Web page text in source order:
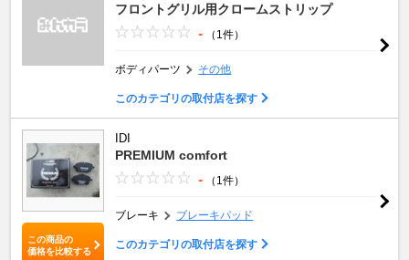
フロントグリル用クロームストリップ
- （1件）
ボディパーツ その他
このカテゴリの取付店を探す
この商品の
価格を比較する
IDI
PREMIUM comfort
- （1件）
ブレーキ ブレーキパッド
このカテゴリの取付店を探す